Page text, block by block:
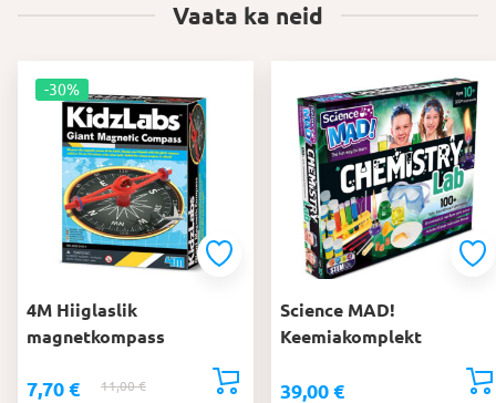
Vaata ka neid
-30%
4M Hiiglaslik
magnetkompass
11,00€Algne
7,70 €
Praegune
Science MAD!
Keemiakomplekt
39,00 €